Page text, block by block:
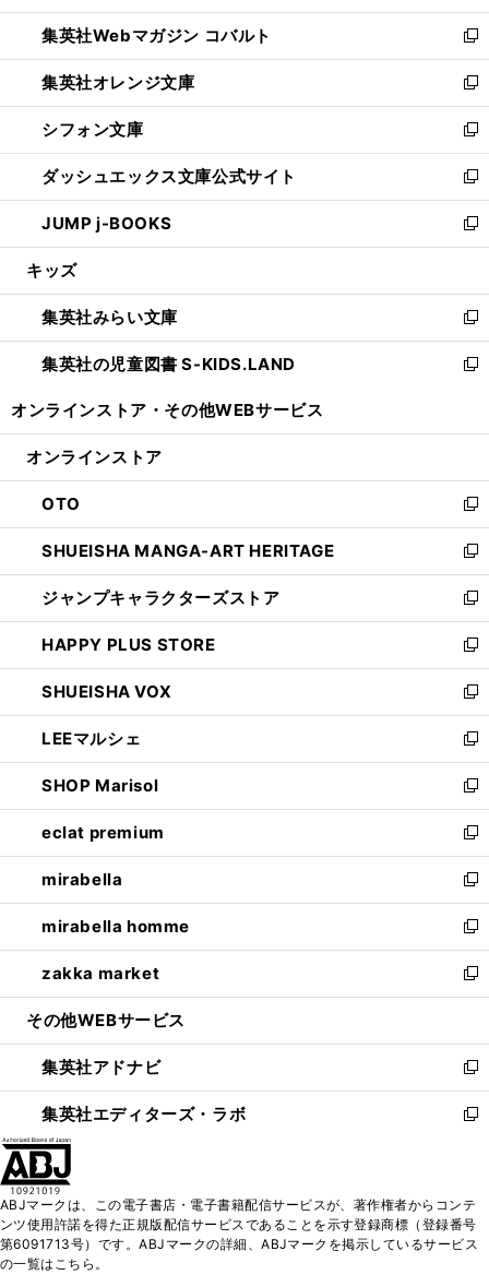
開
く
ウ
で
開
く
ン
ド
ウ
で
開
く
ウ
ィ
ン
ド
ウ
で
開
く
集英社Webマガジン コバルト
新
し
い
ウ
ィ
ン
ド
ウ
で
開
集英社オレンジ文庫
新
し
い
ウ
ィ
ン
ド
ウ
開
く
シフォン文庫
新
し
い
ウ
ィ
ン
ウ
で
開
く
ダッシュエックス文庫公式サイト
新
し
い
ウ
ン
ド
ウ
で
JUMP j-BOOKS
新
し
ウ
ィ
ン
ド
開
キッズ
集英社みらい文庫
新
し
い
ン
ウ
で
開
く
集英社の児童図書 S-KIDS.LAND
新
ウ
ン
ド
ウ
で
開
く
オンラインストア・ その他WEBサービス
オンラインストア
OTO
新
し
い
ウ
ィ
ン
ド
ウ
で
開
く
SHUEISHA MANGA-ART HERITAGE
新
し
い
ウ
ィ
ン
ド
ウ
で
開
く
ジャンプキャラクターズストア
新
し
い
ウ
ィ
ン
ド
ウ
で
開
く
HAPPY PLUS STORE
新
し
い
ウ
ィ
ン
ド
ウ
で
開
く
SHUEISHA VOX
新
し
い
ウ
ィ
ン
ド
ウ
で
開
く
LEEマルシェ
新
し
い
ウ
ィ
ン
ド
ウ
で
開
く
SHOP Marisol
新
し
い
ウ
ィ
ン
ド
ウ
で
開
eclat premium
新
し
い
ウ
ィ
ン
ド
ウ
開
く
mirabella
新
し
い
ウ
ィ
ン
ウ
で
開
く
mirabella homme
新
し
い
ウ
ン
ド
ウ
で
zakka market
新
し
ウ
ィ
ン
ド
く
その他WEBサービス
集英社アドナビ
新
し
い
ド
ウ
で
集英社エディターズ・ラボ
新
ィ
ン
ド
ABJマークは、この電子書店・電子書籍配信サービスが、著作権者からコンテ
ンツ使用許諾を得た正規版配信サービスであることを示す登録商標（登録番号
第6091713号）です。ABJマークの詳細、ABJマークを掲示しているサービス
の一覧はこちら。